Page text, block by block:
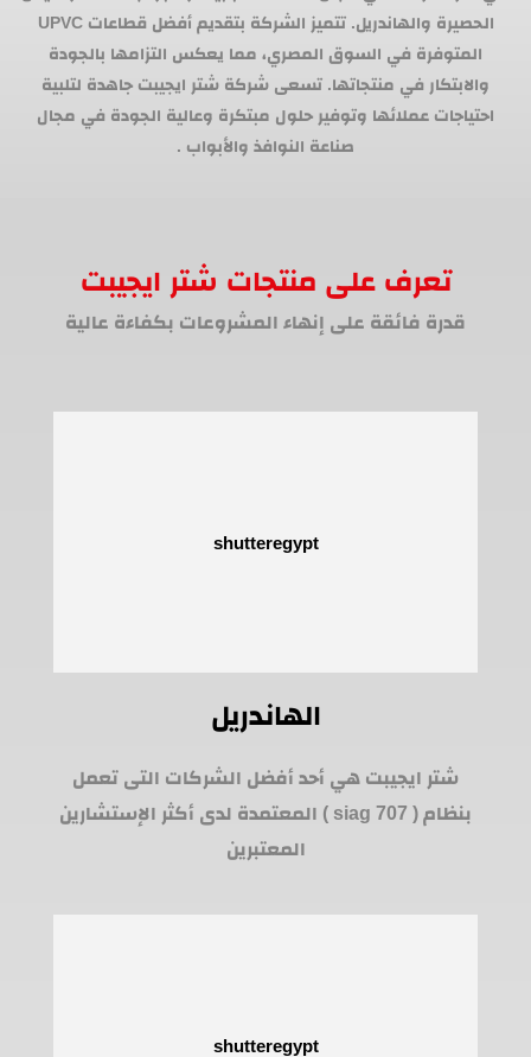
الحصيرة والهاندريل. تتميز الشركة بتقديم أفضل قطاعات UPVC
المتوفرة في السوق المصري، مما يعكس التزامها بالجودة
والابتكار في منتجاتها. تسعى شركة شتر ايجيبت جاهدة لتلبية
احتياجات عملائها وتوفير حلول مبتكرة وعالية الجودة في مجال
صناعة النوافذ والأبواب .
تعرف على منتجات شتر ايجيبت
قدرة فائقة على إنهاء المشروعات بكفاءة عالية
الهاندريل
شتر ايجيبت هي أحد أفضل الشركات التى تعمل
بنظام ( siag 707 ) المعتمدة لدى أكثر الإستشارين
المعتبرين